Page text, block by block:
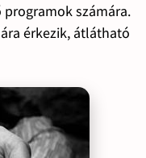
számára.
érkezik, átlátható